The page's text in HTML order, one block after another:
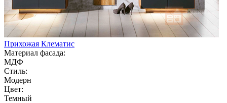
Прихожая Клематис
Материал фасада:
МДФ
Стиль:
Модерн
Цвет:
Темный